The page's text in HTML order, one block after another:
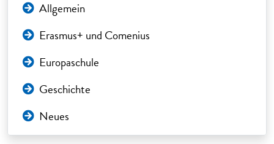
Allgemein
Erasmus+ und Comenius
Europaschule
Geschichte
Neues